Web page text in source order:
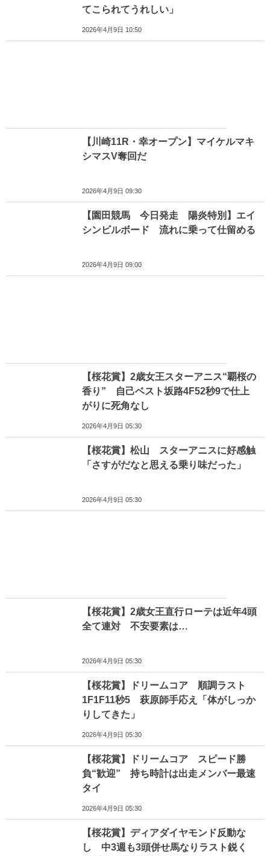
てこられてうれしい」
2026年4月9日 10:50
【川崎11R・幸オープン】マイケルマキ
シマスV奪回だ
2026年4月9日 09:30
【園田競馬 今日発走 陽炎特別】エイ
シンビルボード 流れに乗って仕留める
2026年4月9日 09:00
【桜花賞】2歳女王スターアニス“覇桜の
香り” 自己ベスト坂路4F52秒9で仕上
がりに死角なし
2026年4月9日 05:30
【桜花賞】松山 スターアニスに好感触
「さすがだなと思える乗り味だった」
2026年4月9日 05:30
【桜花賞】2歳女王直行ローテは近年4頭
全て連対 不安要素は…
2026年4月9日 05:30
【桜花賞】ドリームコア 順調ラスト
1F1F11秒5 萩原師手応え「体がしっか
りしてきた」
2026年4月9日 05:30
【桜花賞】ドリームコア スピード勝
負“歓迎” 持ち時計は出走メンバー最速
タイ
2026年4月9日 05:30
【桜花賞】ディアダイヤモンド反動な
し 中3週も3頭併せ馬なりラスト鋭く